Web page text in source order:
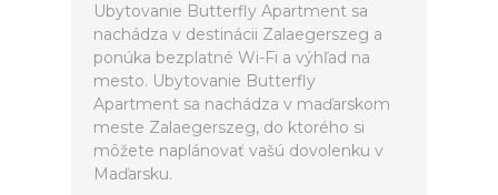
Ubytovanie Butterfly Apartment sa
nachádza v destinácii Zalaegerszeg a
ponúka bezplatné Wi-Fi a výhľad na
mesto. Ubytovanie Butterfly
Apartment sa nachádza v maďarskom
meste Zalaegerszeg, do ktorého si
môžete naplánovať vašú dovolenku v
Maďarsku.